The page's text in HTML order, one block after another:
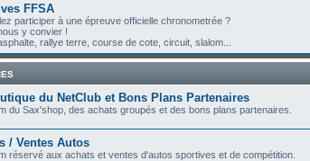
FFSA
participer à une épreuve officielle chronometrée ?
y convier !
rallye terre, course de cote, circuit, slalom...
du NetClub et Bons Plans Partenaires
du Sax'shop, des achats groupés et des bons plans partenaires.
/ Ventes Autos
réservé aux achats et ventes d'autos sportives et de compétition.